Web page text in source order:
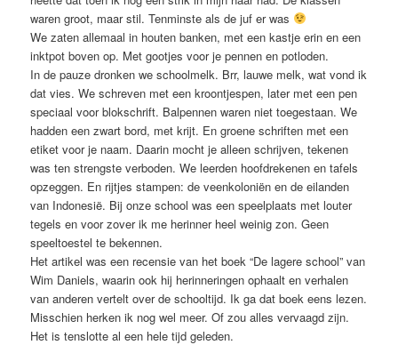
waren groot, maar stil. Tenminste als de juf er was
We zaten allemaal in houten banken, met een kastje erin en een
inktpot boven op. Met gootjes voor je pennen en potloden.
In de pauze dronken we schoolmelk. Brr, lauwe melk, wat vond ik
dat vies. We schreven met een kroontjespen, later met een pen
speciaal voor blokschrift. Balpennen waren niet toegestaan. We
hadden een zwart bord, met krijt. En groene schriften met een
etiket voor je naam. Daarin mocht je alleen schrijven, tekenen
was ten strengste verboden. We leerden hoofdrekenen en tafels
opzeggen. En rijtjes stampen: de veenkoloniën en de eilanden
van Indonesië. Bij onze school was een speelplaats met louter
tegels en voor zover ik me herinner heel weinig zon. Geen
speeltoestel te bekennen.
Het artikel was een recensie van het boek “De lagere school” van
Wim Daniels, waarin ook hij herinneringen ophaalt en verhalen
van anderen vertelt over de schooltijd. Ik ga dat boek eens lezen.
Misschien herken ik nog wel meer. Of zou alles vervaagd zijn.
Het is tenslotte al een hele tijd geleden.